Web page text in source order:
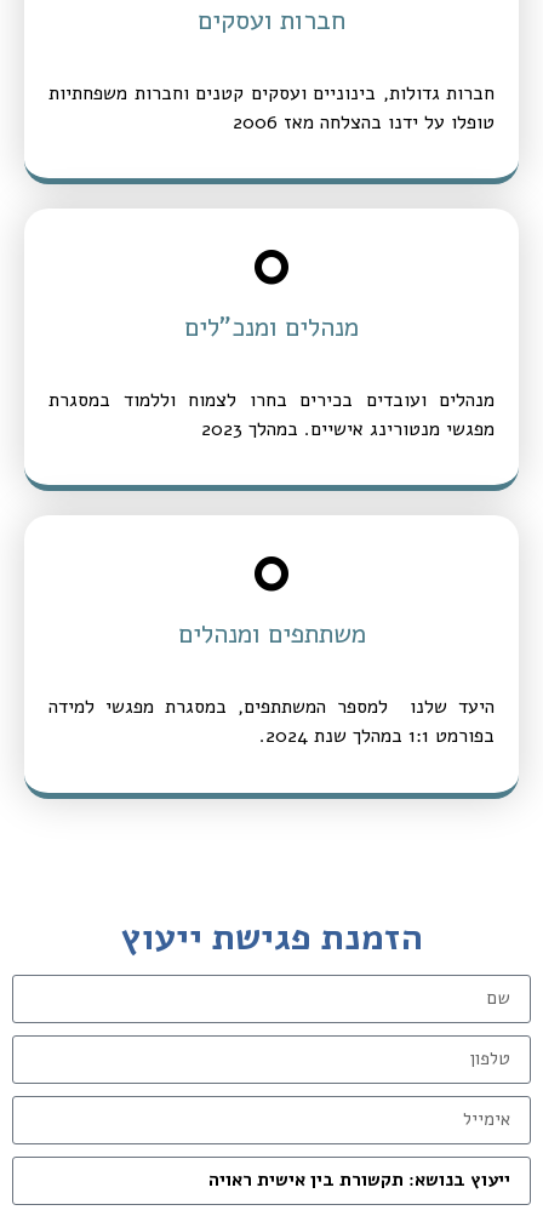
חברות ועסקים
חברות גדולות, בינוניים ועסקים קטנים וחברות משפחתיות
טופלו על ידנו בהצלחה מאז 2006
מנהלים ומנכ"לים
0
מנהלים ועובדים בכירים בחרו לצמוח וללמוד במסגרת
מפגשי מנטורינג אישיים. במהלך 2023
משתתפים ומנהלים
0
היעד שלנו למספר המשתתפים, במסגרת מפגשי למידה
בפורמט 1:1 במהלך שנת 2024.
הזמנת פגישת ייעוץ